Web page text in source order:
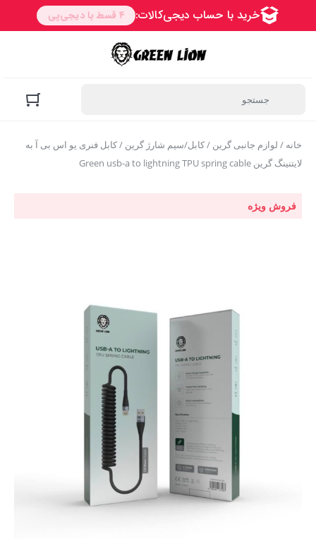
خانه / لوازم جانبی گرین /کابل/سیم شارژ گرین / کابل فنری یو اس بی آ به
لایتنینگ گرین Green usb-a to lightning TPU spring cable
فروش ویژه